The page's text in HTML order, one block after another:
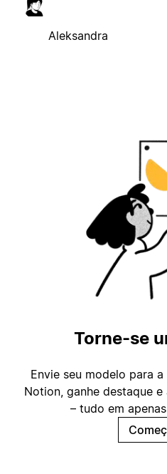
Aleksandra
Torne-se
Envie seu modelo para
Notion, ganhe destaque
– tudo em